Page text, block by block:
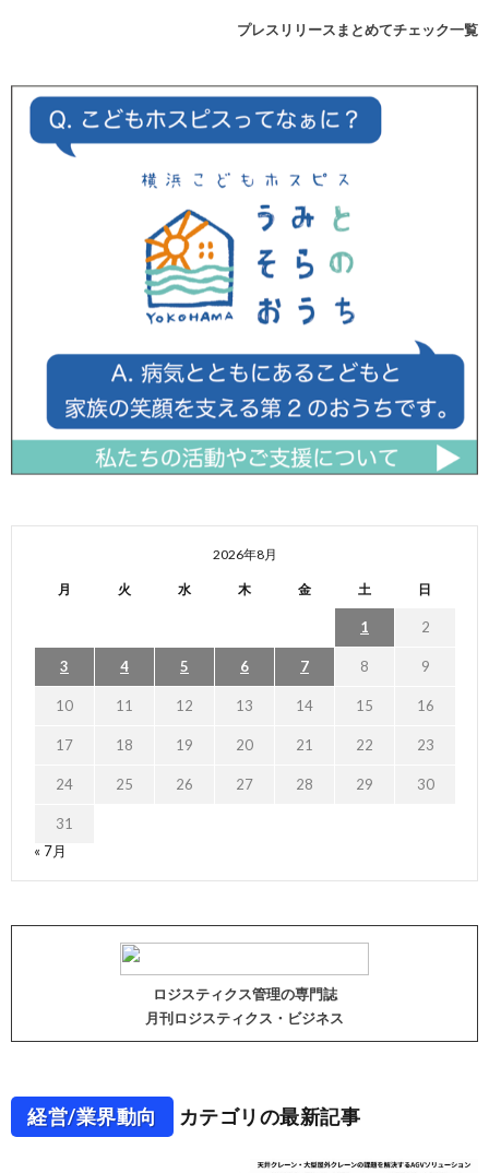
プレスリリースまとめてチェック一覧
2026年8月
月 火 水 木 金 土 日
1 2
3 4 5 6 7 8 9
10 11 12 13 14 15 16
17 18 19 20 21 22 23
24 25 26 27 28 29 30
31
« 7月
ロジスティクス管理の専門誌
月刊ロジスティクス・ビジネス
経営/業界動向 カテゴリの最新記事